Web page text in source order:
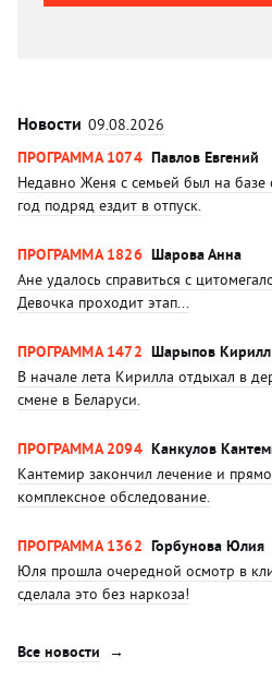
Новости 09.08.2026
ПРОГРАММА 1074 Павлов Евгений
Недавно Женя с семьей был на базе
год подряд ездит в отпуск.
ПРОГРАММА 1826 Шарова Анна
Ане удалось справиться с
Девочка проходит этап...
ПРОГРАММА 1472 Шарыпов Кирилл
В начале лета Кирилла отдыхал в
смене в Беларуси.
ПРОГРАММА 2094 Канкулов
Кантемир закончил лечение и
комплексное обследование.
ПРОГРАММА 1362 Горбунова Юлия
Юля прошла очередной осмотр в
сделала это без наркоза!
Все новости